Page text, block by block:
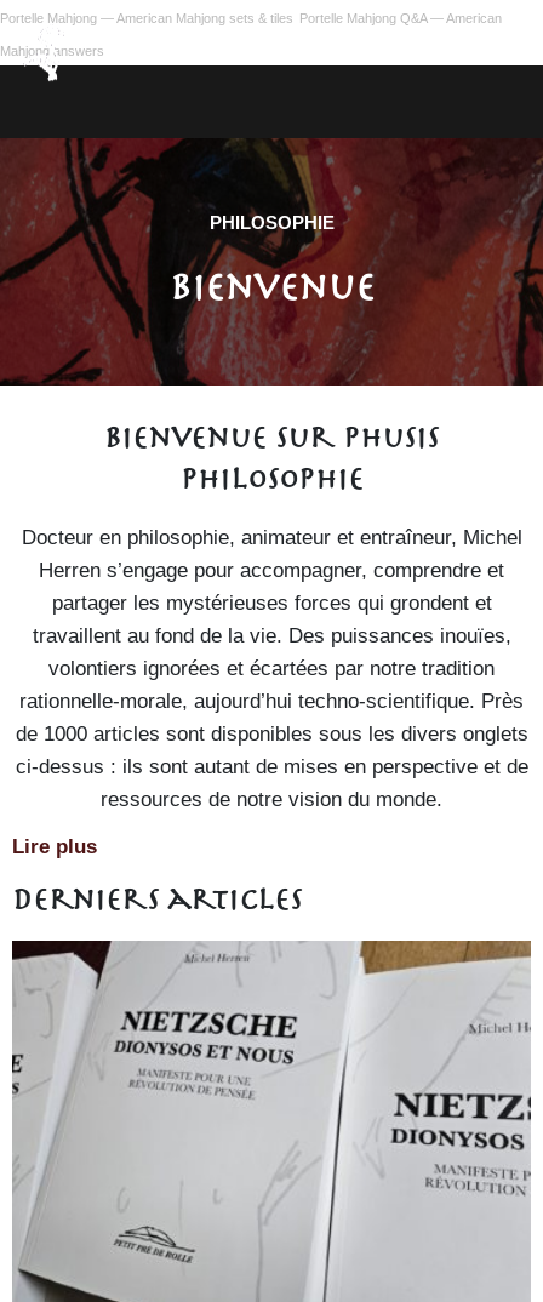
Portelle Mahjong — American Mahjong sets & tiles Portelle Mahjong Q&A — American
Mahjong answers
PHILOSOPHIE
Bienvenue
Bienvenue sur phusis
philosophie
Docteur en philosophie, animateur et entraîneur, Michel
Herren s’engage pour accompagner, comprendre et
partager les mystérieuses forces qui grondent et
travaillent au fond de la vie. Des puissances inouïes,
volontiers ignorées et écartées par notre tradition
rationnelle-morale, aujourd’hui techno-scientifique. Près
de 1000 articles sont disponibles sous les divers onglets
ci-dessus : ils sont autant de mises en perspective et de
ressources de notre vision du monde.
Lire plus
Derniers articles